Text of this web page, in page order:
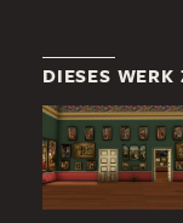
DIESES